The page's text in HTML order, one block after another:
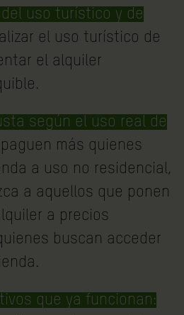
uso turístico y de
el uso turístico de
el alquiler
según el uso real de
paguen más quienes
a uso no residencial,
a aquellos que ponen
a precios
buscan acceder
que ya funcionan: